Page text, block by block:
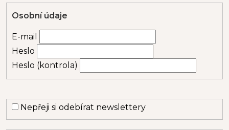
Osobní údaje
E-mail
Heslo
Heslo (kontrola)
Nepřeji si odebírat newslettery